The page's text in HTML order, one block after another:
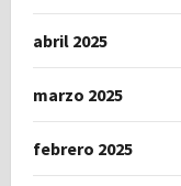
abril 2025
marzo 2025
febrero 2025